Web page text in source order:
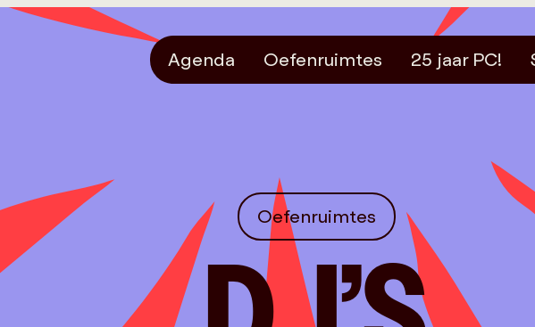
Agenda Oefenruimtes 25 jaar PC!
Oefenruimtes